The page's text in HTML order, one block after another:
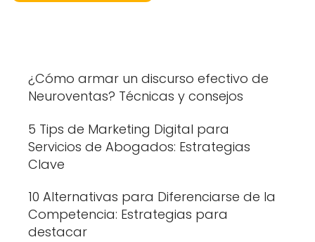
¿Cómo armar un discurso efectivo de
Neuroventas? Técnicas y consejos
5 Tips de Marketing Digital para
Servicios de Abogados: Estrategias
Clave
10 Alternativas para Diferenciarse de la
Competencia: Estrategias para
destacar